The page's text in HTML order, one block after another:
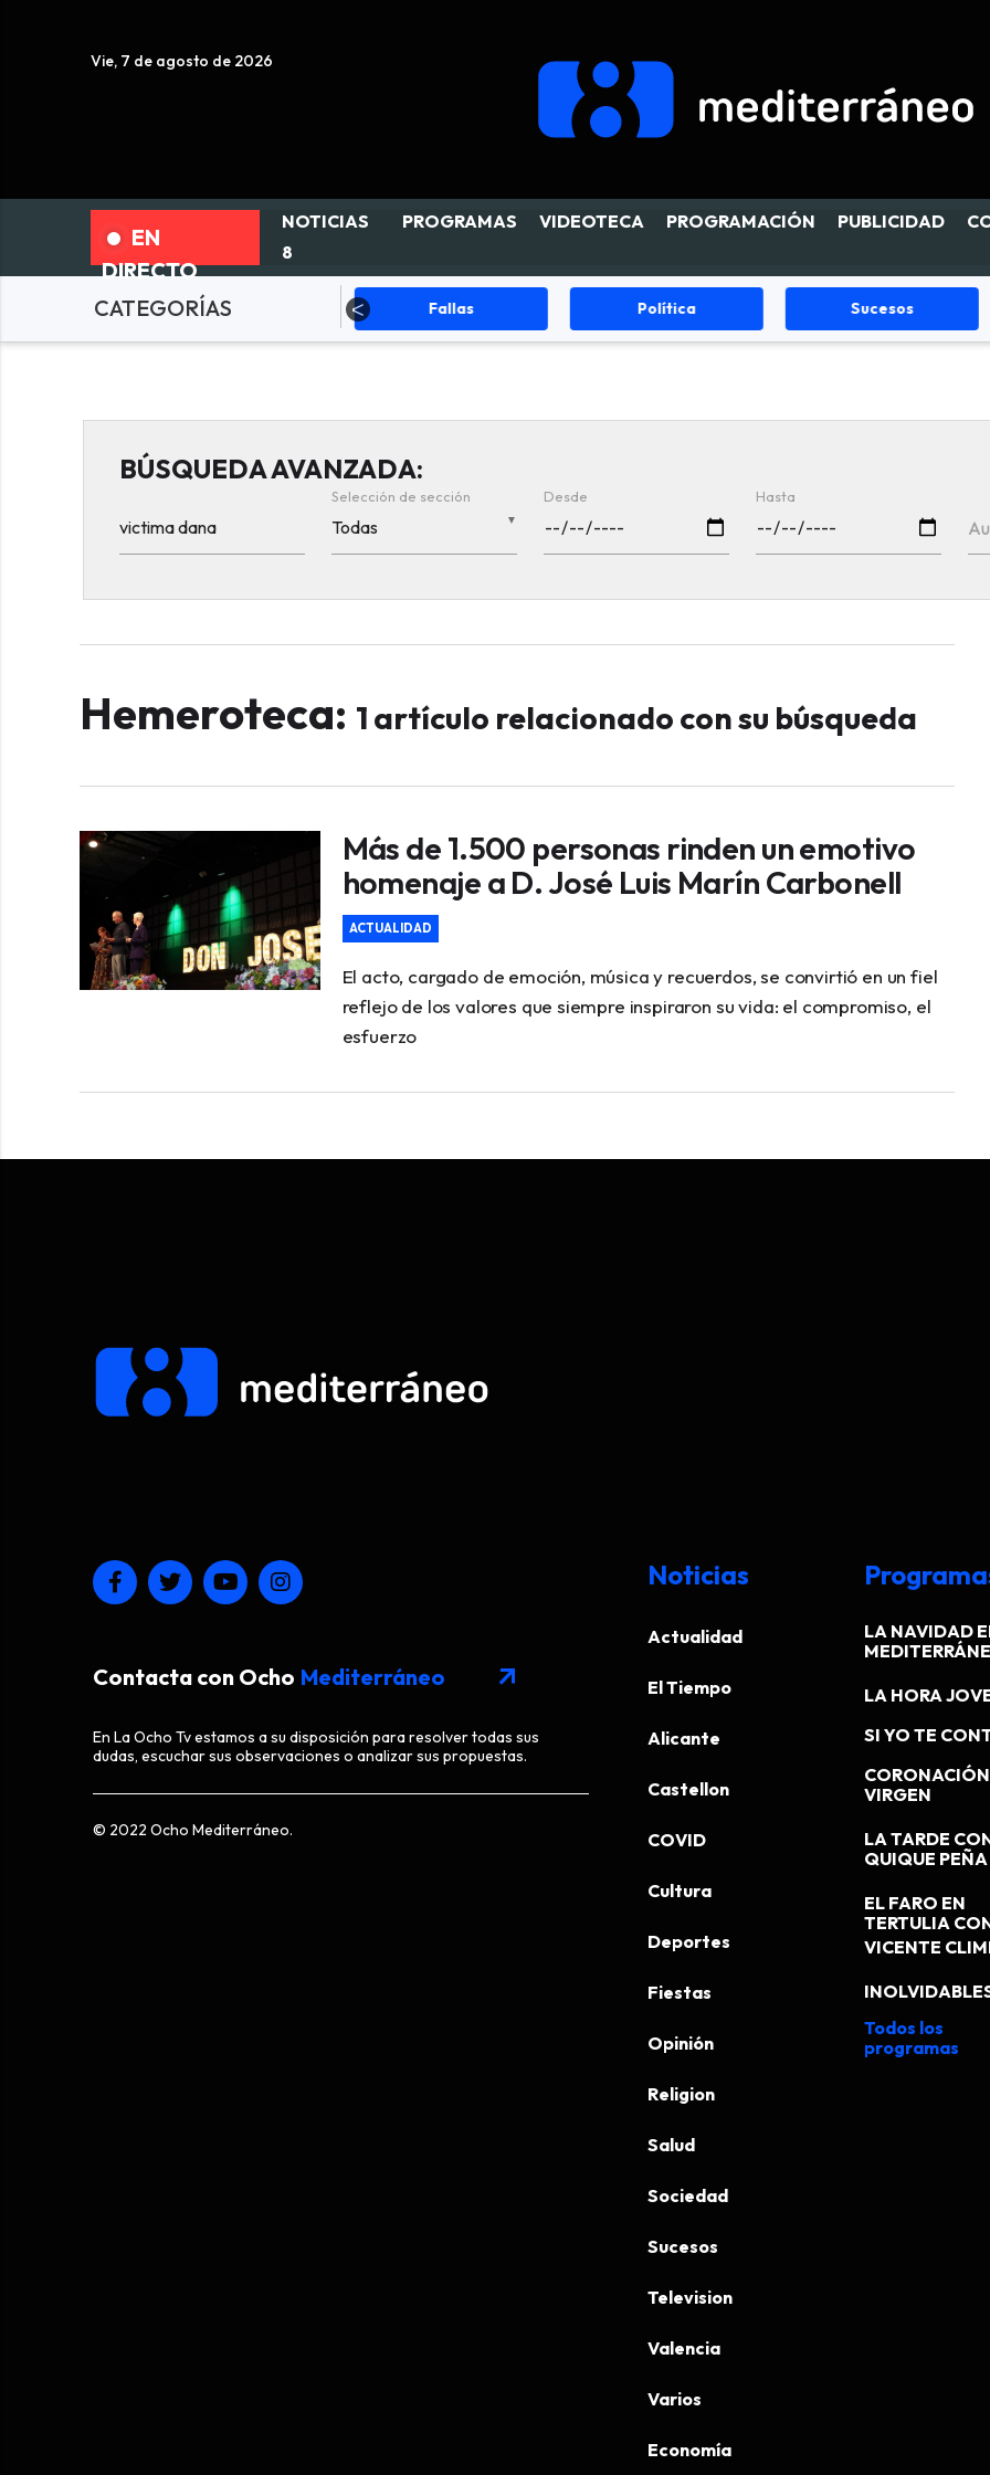
Vie, 7 de agosto de 2026
EN
DIRECTO
NOTICIAS
8
PROGRAMAS VIDEOTECA PROGRAMACIÓN PUBLICIDAD
CATEGORÍASActualidad Fallas Política Sucesos
BÚSQUEDA AVANZADA:
▼
Selección de sección Desde Hasta
Hemeroteca: 1 artículo relacionado con su búsqueda
Más de 1.500 personas rinden un emotivo
homenaje a D. José Luis Marín Carbonell
ACTUALIDAD
El acto, cargado de emoción, música y recuerdos, se convirtió en un fiel
reflejo de los valores que siempre inspiraron su vida: el compromiso, el
esfuerzo
Contacta con Ocho Mediterráneo arrow_outward
En La Ocho Tv estamos a su disposición para resolver todas sus
dudas, escuchar sus observaciones o analizar sus propuestas.
© 2022 Ocho Mediterráneo.
Noticias
Actualidad
El Tiempo
Alicante
Castellon
COVID
Cultura
Deportes
Fiestas
Opinión
Religion
Salud
Sociedad
Sucesos
Television
Valencia
Varios
Economía
LA NAVIDAD
LA HORA
SI YO TE
VIRGEN
LA TARDE
QUIQUE PEÑA
EL FARO EN
TERTULIA
VICENTE
Todos los
programas